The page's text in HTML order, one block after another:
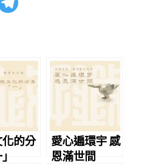
的分
愛心遍環宇 感
恩滿世間